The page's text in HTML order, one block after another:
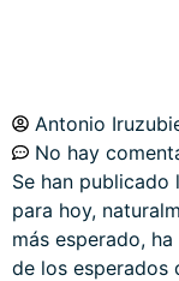
Antonio
No hay
Se han
para hoy,
más esperado,
de los esperados